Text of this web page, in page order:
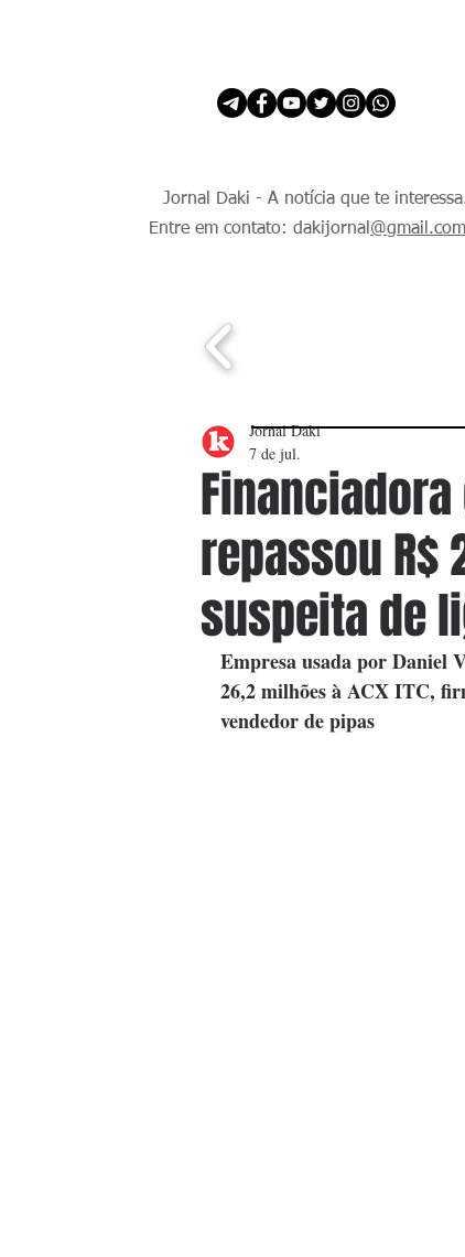
Jornal Daki - A notícia que te
Entre em contato: dakijornal @gmail.com
repassou
suspeita de
Jornal Daki
7 de jul.
Empresa usada por Daniel
26,2 milhões à ACX ITC,
vendedor de pipas